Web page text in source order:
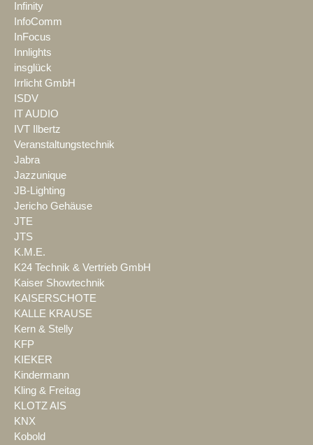
Infinity
InfoComm
InFocus
Innlights
insglück
Irrlicht GmbH
ISDV
IT AUDIO
IVT Ilbertz
Veranstaltungstechnik
Jabra
Jazzunique
JB-Lighting
Jericho Gehäuse
JTE
JTS
K.M.E.
K24 Technik & Vertrieb GmbH
Kaiser Showtechnik
KAISERSCHOTE
KALLE KRAUSE
Kern & Stelly
KFP
KIEKER
Kindermann
Kling & Freitag
KLOTZ AIS
KNX
Kobold